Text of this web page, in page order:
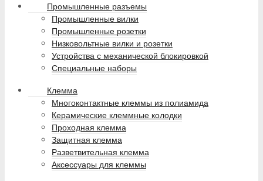
Промышленные разъемы
Промышленные вилки
Промышленные розетки
Низковольтные вилки и розетки
Устройства с механической блокировкой
Специальные наборы
Клемма
Многоконтактные клеммы из полиамида
Керамические клеммные колодки
Проходная клемма
Защитная клемма
Разветвительная клемма
Аксессуары для клеммы